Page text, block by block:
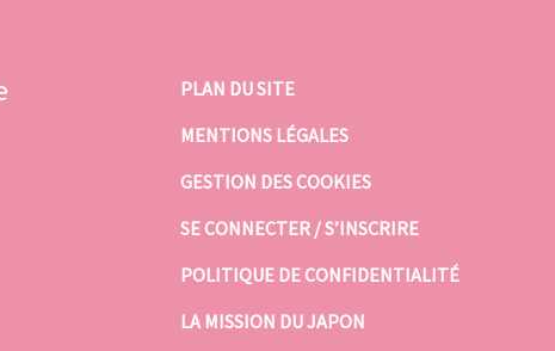
PLAN DU SITE
MENTIONS LÉGALES
GESTION DES COOKIES
SE CONNECTER / S’INSCRIRE
POLITIQUE DE CONFIDENTIALITÉ
LA MISSION DU JAPON